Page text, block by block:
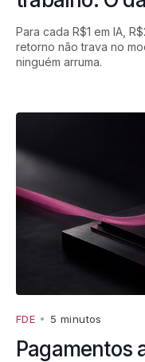
Para cada R$1 em IA,
retorno não trava no
ninguém arruma.
FDE • 5 minutos
Pagamentos